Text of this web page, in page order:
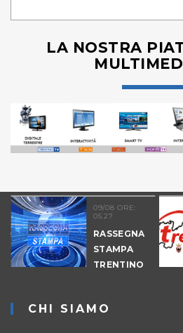
LA NOSTRA
09/08 ORE:
05.27
RASSEGNA
STAMPA
TRENTINO
CHI SIAMO